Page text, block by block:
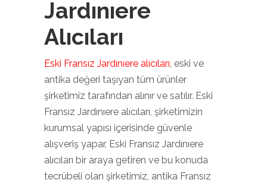
Jardınıere
Alıcıları
Eski Fransız Jardınıere alıcıları, eski ve
antika değeri taşıyan tüm ürünler
şirketimiz tarafından alınır ve satılır. Eski
Fransız Jardınıere alıcıları, şirketimizin
kurumsal yapısı içerisinde güvenle
alışveriş yapar, Eski Fransız Jardınıere
alıcıları bir araya getiren ve bu konuda
tecrübeli olan şirketimiz, antika Fransız